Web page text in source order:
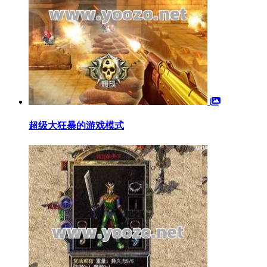
超级大狂暴的游戏模式